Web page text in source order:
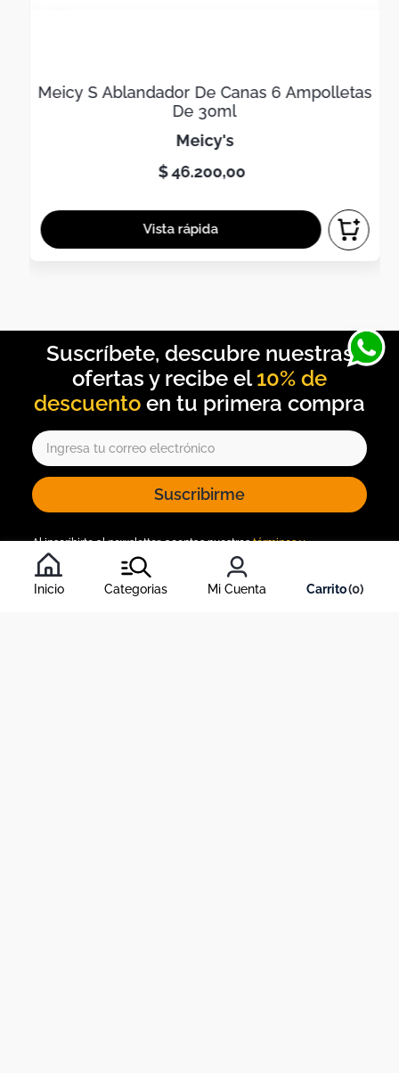
Inicio Categorias Mi Cuenta 0
Meicy S Ablandador De Canas 6 Ampolletas
De 30ml
meicy's
$46.200,00
10% de
descuento
Suscribirme
Al inscribirte al newsletter, aceptas nuestrostérminos y
condiciones
, y nuestra política de tratamiento de información